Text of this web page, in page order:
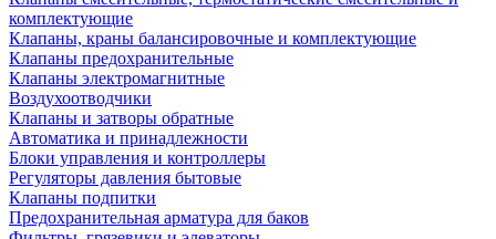
комплектующие
Клапаны, краны балансировочные и комплектующие
Клапаны предохранительные
Клапаны электромагнитные
Воздухоотводчики
Клапаны и затворы обратные
Автоматика и принадлежности
Блоки управления и контроллеры
Регуляторы давления бытовые
Клапаны подпитки
Предохранительная арматура для баков